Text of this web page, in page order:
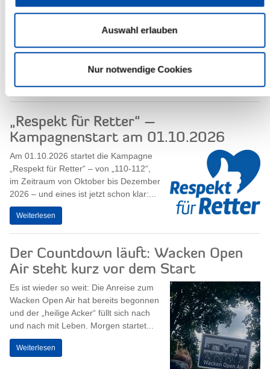
Auswahl erlauben
Nur notwendige Cookies
Kultur.Partnerschaften Deine
STEIHNBURG – 10
„Respekt für Retter“ –
Kampagnenstart am 01.10.2026
Am 01.10.2026 startet die Kampagne
„Respekt für Retter“ – von „110-112“,
im Zeitraum von Oktober bis Dezember
2026 – und eines ist jetzt schon klar:...
Weiterlesen
Der Countdown läuft: Wacken Open
Air steht kurz vor dem Start
Es ist wieder so weit: Die Anreise zum
Wacken Open Air hat bereits begonnen
und der „heilige Acker“ füllt sich nach
und nach mit Leben. Morgen startet...
Weiterlesen